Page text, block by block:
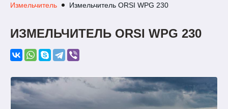
Измельчитель
Измельчитель ORSI WPG 230
ИЗМЕЛЬЧИТЕЛЬ ORSI WPG 230